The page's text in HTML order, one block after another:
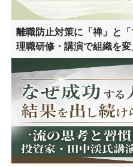
離職防止対策に「禅」と
理職研修・講演で組織を